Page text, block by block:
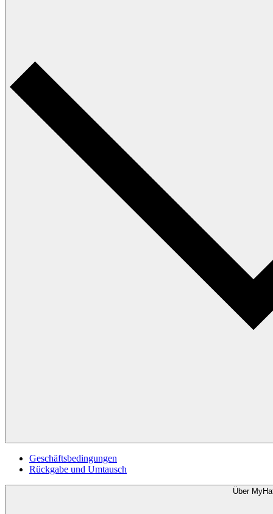
Geschäftsbedingungen
Rückgabe und Umtausch
Über